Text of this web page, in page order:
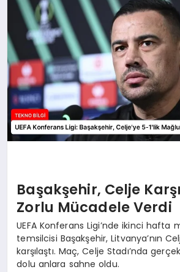
Başakşehir, Celje
Zorlu Mücadele Verdi
UEFA Konferans Ligi’nde ikinci hafta
temsilcisi Başakşehir, Litvanya’nın
karşılaştı. Maç, Celje Stadı’nda
dolu anlara sahne oldu.